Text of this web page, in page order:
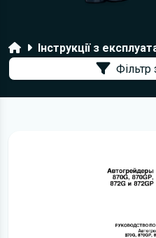
ГоловнаІнструкції з